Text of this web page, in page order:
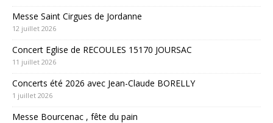
Messe Saint Cirgues de Jordanne
12 juillet 2026
Concert Eglise de RECOULES 15170 JOURSAC
11 juillet 2026
Concerts été 2026 avec Jean-Claude BORELLY
1 juillet 2026
Messe Bourcenac , fête du pain